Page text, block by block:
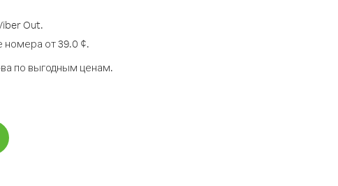
Out.
номера от 39.0 ¢.
по выгодным ценам.